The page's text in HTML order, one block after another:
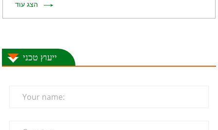
הצג עוד
ייעוץ טכני